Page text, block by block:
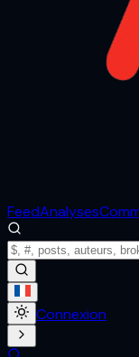
FeedAnalyses
Connexion